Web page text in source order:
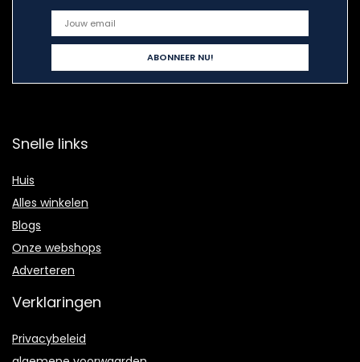
Snelle links
Huis
Alles winkelen
Blogs
Onze webshops
Adverteren
Verklaringen
Privacybeleid